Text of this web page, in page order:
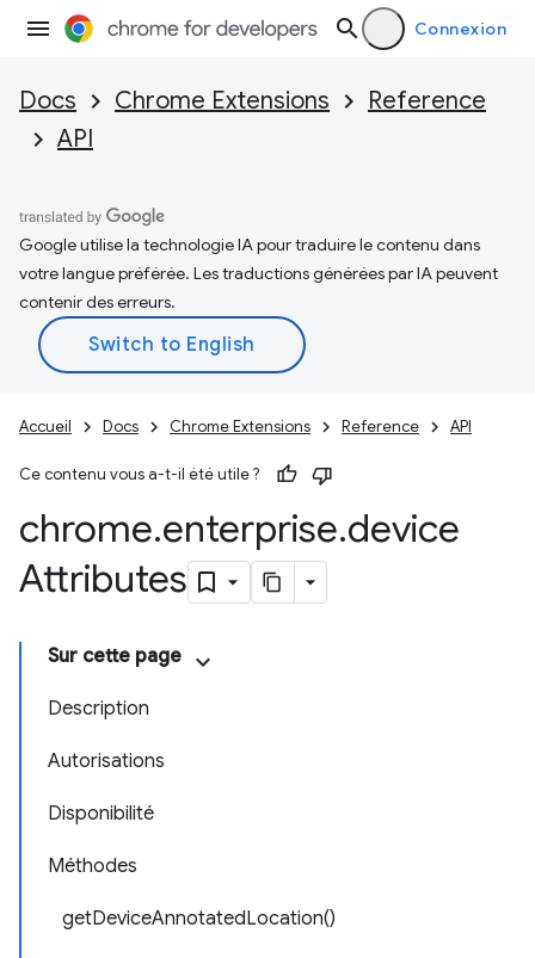
Connexion
Docs Chrome Extensions
Reference
API
Google utilise la technologie IA pour traduire le contenu dans
votre langue préférée. Les traductions générées par IA peuvent
contenir des erreurs.
Accueil Docs Chrome Extensions Reference API
Ce contenu vous a-t-il été utile ?
chrome.enterprise.device
Attributes
Sur cette page
Description
Autorisations
Disponibilité
Méthodes
getDeviceAnnotatedLocation()